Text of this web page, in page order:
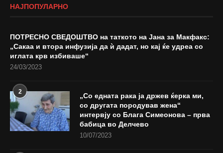
НАЈПОПУЛАРНО
ПОТРЕСНО СВЕДОШТВО на таткото на Јана за Макфакс:
„Сакаа и втора инфузија да ѝ дадат, но кај ќе удреа со
иглата крв избиваше“
24/03/2023
2
„Со едната рака ја држев ќерка ми,
со другата породував жена“
интервју со Блага Симеонова – прва
бабица во Делчево
10/07/2023